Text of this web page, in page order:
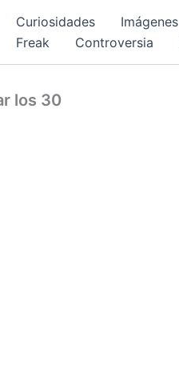
Curiosidades Imágenes
Freak
Controversia
los 30